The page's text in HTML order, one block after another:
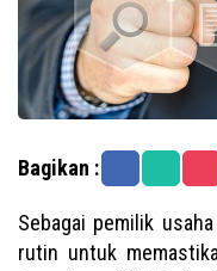
Bagikan :
Sebagai pemilik
rutin untuk